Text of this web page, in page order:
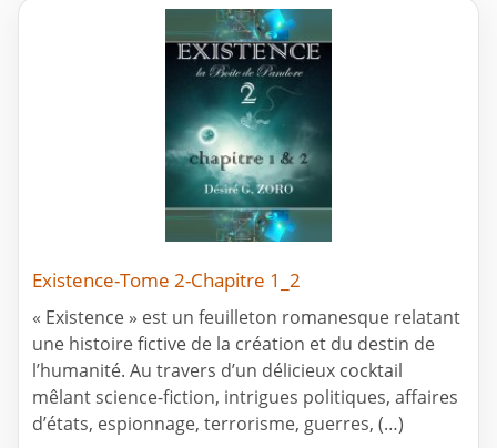
Existence-Tome 2-Chapitre 1_2
« Existence » est un feuilleton romanesque relatant
une histoire fictive de la création et du destin de
l’humanité. Au travers d’un délicieux cocktail
mêlant science-fiction, intrigues politiques, affaires
d’états, espionnage, terrorisme, guerres, (…)